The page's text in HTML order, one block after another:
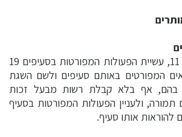
על אף הוראות סעיף 11, עשיית הפעולות המפורטות בסעיפים 19
המפורטים באותם סעיפים ולשם השגת
בהם, אף בלא קבלת רשות מבעל זכות
תמורה, ולעניין הפעולות המפורטות בסעיף